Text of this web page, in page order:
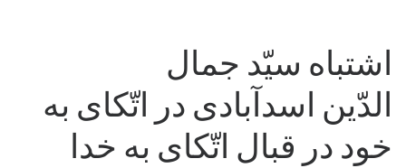
اشتباه سیّد جمال
الدّین اسدآبادی در اتّکای به
خود در قبال اتّکای به خدا